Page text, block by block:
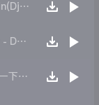
【沈风外文】Delgardo-Runaway Train(Dj明明 Mix)
【沈风单曲】128 开场 Medina&Arash - Doga Doga（Dj.阿洋 Extended Mix）
【沈阳热播】吴某凡 - 我的很大 你要忍一下( DJ二宝 MIix )